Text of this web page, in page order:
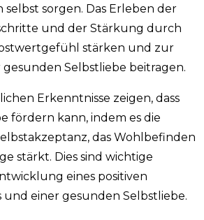
selbst sorgen. Das Erleben der
und der Stärkung durch
stärken und zur
Selbstliebe beitragen.
Erkenntnisse zeigen, dass
fördern kann, indem es die
das Wohlbefinden
stärkt. Dies sind wichtige
eines positiven
einer gesunden Selbstliebe.